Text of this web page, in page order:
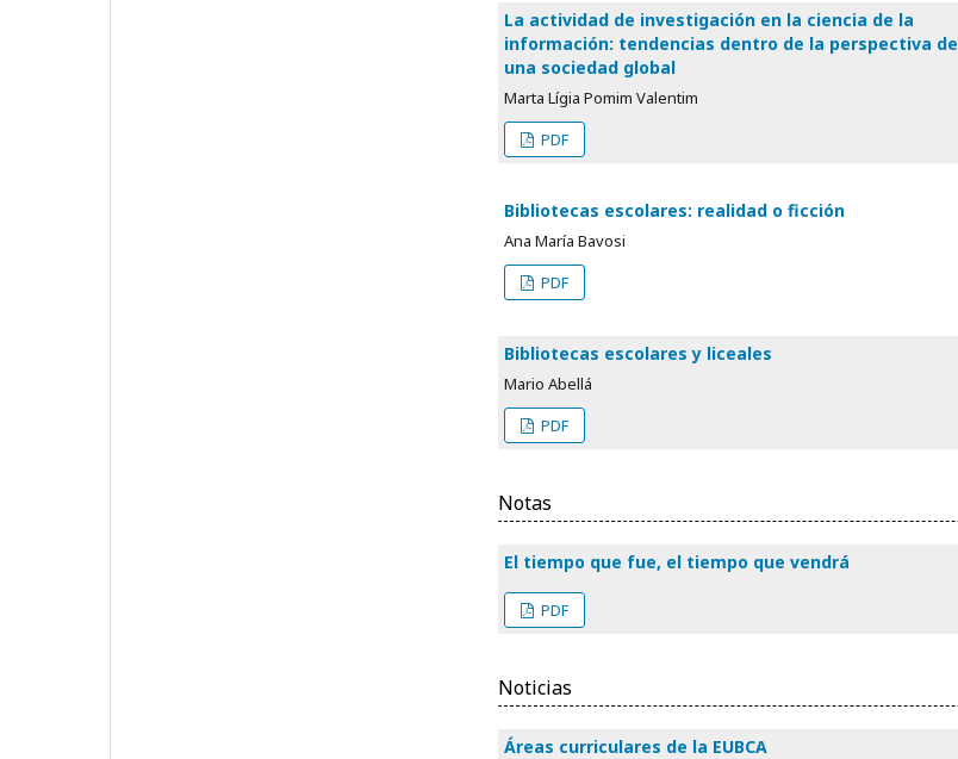
La actividad de investigación en la ciencia de la
información: tendencias dentro de la perspectiva de
una sociedad global
Marta Lígia Pomim Valentim
PDF
Bibliotecas escolares: realidad o ficción
Ana María Bavosi
PDF
Bibliotecas escolares y liceales
Mario Abellá
PDF
Notas
El tiempo que fue, el tiempo que vendrá
PDF
Noticias
Áreas curriculares de la EUBCA